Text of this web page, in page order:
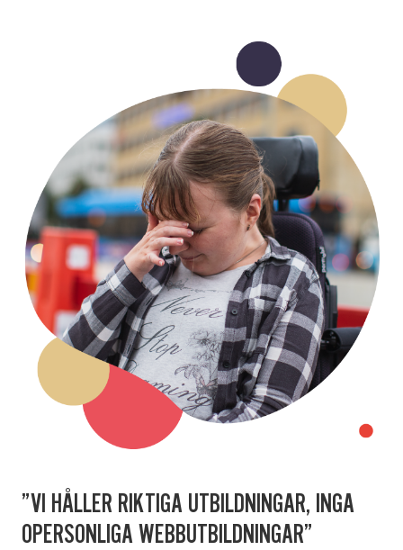
Ordlista
FAQ
”VI HÅLLER RIKTIGA UTBILDNINGAR, INGA
OPERSONLIGA WEBBUTBILDNINGAR”